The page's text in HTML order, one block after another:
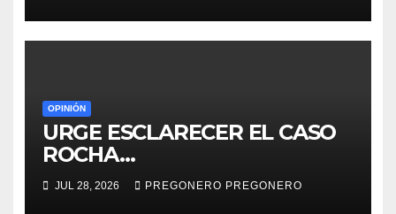
OPINIÓN
URGE ESCLARECER EL CASO
ROCHA…
JUL 28, 2026 PREGONERO PREGONERO